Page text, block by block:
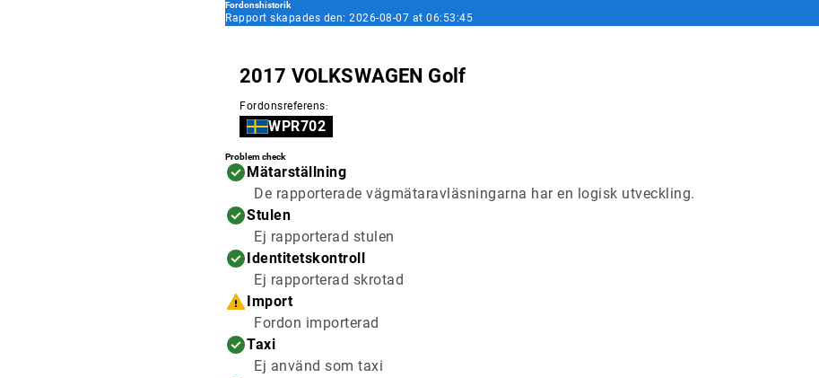
Fordonshistorik
Rapport skapades den: 2026-08-07 at 06:53:45
2017 VOLKSWAGEN Golf
Fordonsreferens:
WPR702
Problem check
Mätarställning
De rapporterade vägmätaravläsningarna har en logisk utveckling.
Stulen
Ej rapporterad stulen
Identitetskontroll
Ej rapporterad skrotad
Import
Fordon importerad
Taxi
Ej använd som taxi